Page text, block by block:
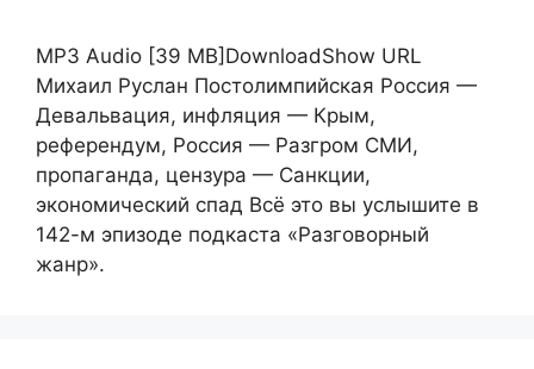
MP3 Audio [39 MB]DownloadShow URL
Михаил Руслан Постолимпийская Россия —
Девальвация, инфляция — Крым,
референдум, Россия — Разгром СМИ,
пропаганда, цензура — Санкции,
экономический спад Всё это вы услышите в
142-м эпизоде подкаста «Разговорный
жанр».